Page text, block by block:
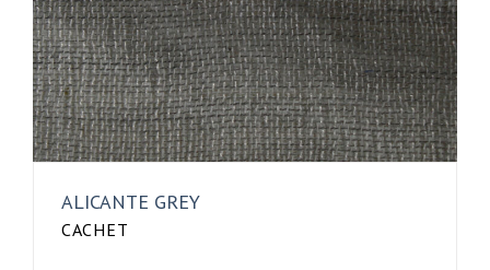
ALICANTE GREY
CACHET